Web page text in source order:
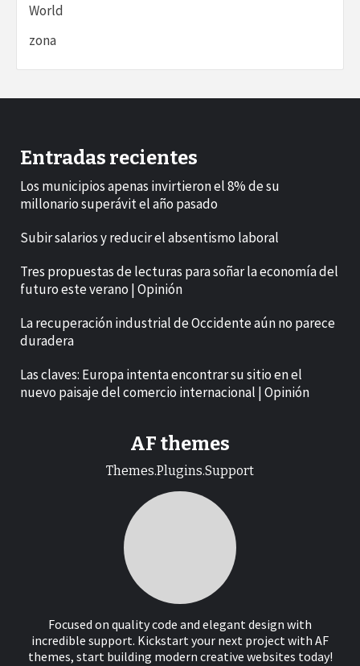
World
zona
Entradas recientes
Los municipios apenas invirtieron el 8% de su
millonario superávit el año pasado
Subir salarios y reducir el absentismo laboral
Tres propuestas de lecturas para soñar la economía del
futuro este verano | Opinión
La recuperación industrial de Occidente aún no parece
duradera
Las claves: Europa intenta encontrar su sitio en el
nuevo paisaje del comercio internacional | Opinión
AF themes
Themes.Plugins.Support
Focused on quality code and elegant design with
incredible support. Kickstart your next project with AF
themes, start building modern creative websites today!